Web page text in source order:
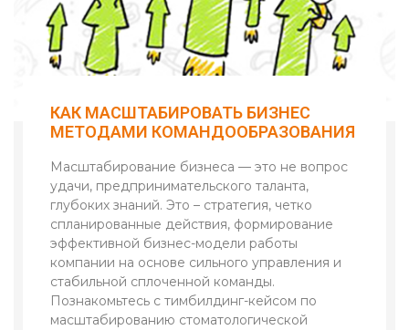
КАК МАСШТАБИРОВАТЬ БИЗНЕС
МЕТОДАМИ КОМАНДООБРАЗОВАНИЯ
Масштабирование бизнеса — это не вопрос
удачи, предпринимательского таланта,
глубоких знаний. Это – стратегия, четко
спланированные действия, формирование
эффективной бизнес-модели работы
компании на основе сильного управления и
стабильной сплоченной команды.
Познакомьтесь с тимбилдинг-кейсом по
масштабированию стоматологической